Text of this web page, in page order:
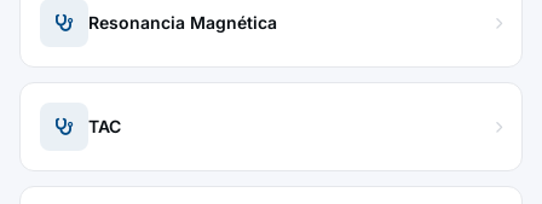
Resonancia Magnética
TAC